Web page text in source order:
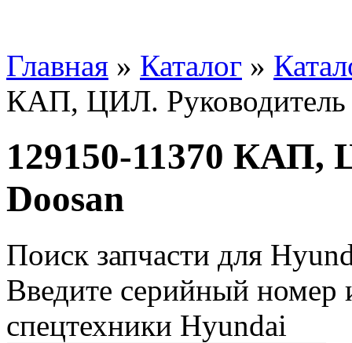
Главная » Каталог »
КАП, ЦИЛ. Руководитель
129150-11370 КАП,
Doosan
Поиск запчасти для
Введите серийный номер
спецтехники Hyundai